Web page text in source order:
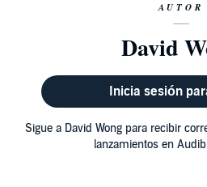
AUTOR
David
Inicia sesión
Sigue a David Wong para recibir
lanzamientos en